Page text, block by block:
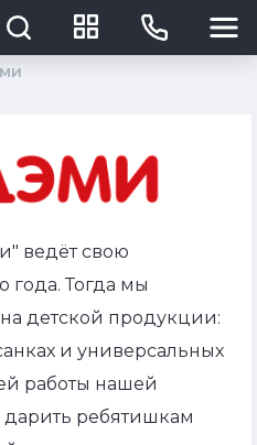
ведёт свою
года. Тогда мы
детской продукции:
и универсальных
работы нашей
ребятишкам